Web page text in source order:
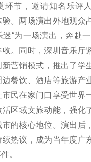
环节，邀请知名乐评
。两场演出外地观众
“为一场演出，奔赴
。同时，深圳音乐厅
营销模式，推出了学
餐饮、酒店等旅游产
民在家门口享受世界
活区域文旅动能，强化
的核心地位。演出后
热议，成为当年度广
。